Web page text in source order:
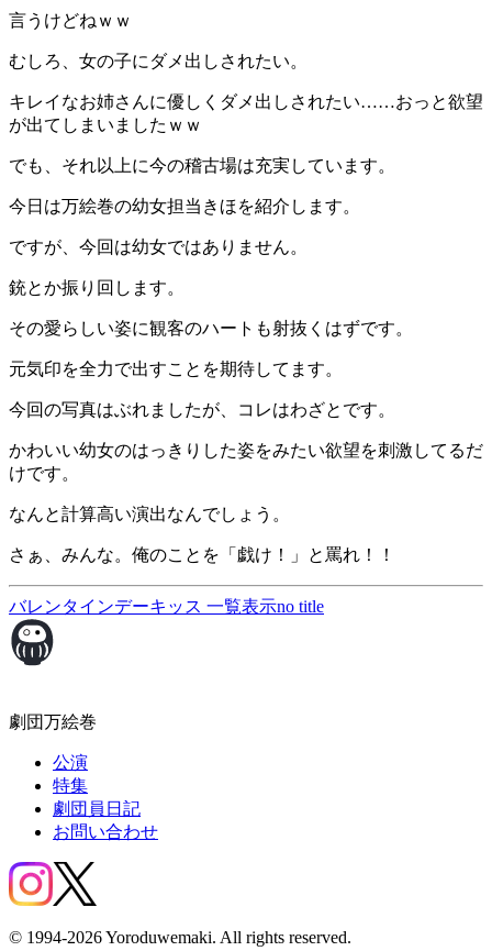
言うけどねｗｗ
むしろ、女の子にダメ出しされたい。
キレイなお姉さんに優しくダメ出しされたい……おっと欲望
が出てしまいましたｗｗ
でも、それ以上に今の稽古場は充実しています。
今日は万絵巻の幼女担当きほを紹介します。
ですが、今回は幼女ではありません。
銃とか振り回します。
その愛らしい姿に観客のハートも射抜くはずです。
元気印を全力で出すことを期待してます。
今回の写真はぶれましたが、コレはわざとです。
かわいい幼女のはっきりした姿をみたい欲望を刺激してるだ
けです。
なんと計算高い演出なんでしょう。
さぁ、みんな。俺のことを「戯け！」と罵れ！！
バレンタインデーキッス 一覧表示no title
劇団万絵巻
公演
特集
劇団員日記
お問い合わせ
© 1994-2026 Yoroduwemaki. All rights reserved.